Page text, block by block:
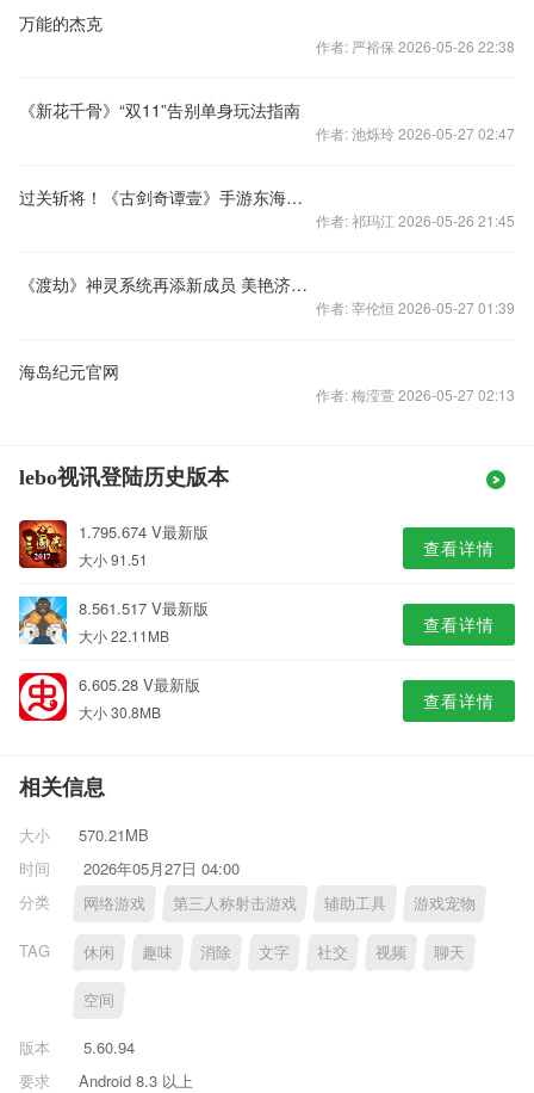
万能的杰克
作者: 严裕保 2026-05-26 22:38
《新花千骨》“双11”告别单身玩法指南
作者: 池烁玲 2026-05-27 02:47
过关斩将！《古剑奇谭壹》手游东海远征玩法一览
作者: 祁玛江 2026-05-26 21:45
《渡劫》神灵系统再添新成员 美艳济公登场
作者: 宰伦恒 2026-05-27 01:39
海岛纪元官网
作者: 梅滢萱 2026-05-27 02:13
lebo视讯登陆历史版本
1.795.674 V最新版
大小 91.51 查看详情
8.561.517 V最新版
大小 22.11MB 查看详情
6.605.28 V最新版
大小 30.8MB 查看详情
相关信息
大小
570.21MB
时间
2026年05月27日 04:00
分类
网络游戏 第三人称射击游戏 辅助工具 游戏宠物
TAG 休闲 趣味 消除 文字 社交 视频 聊天
空间
版本
5.60.94
要求
Android 8.3 以上